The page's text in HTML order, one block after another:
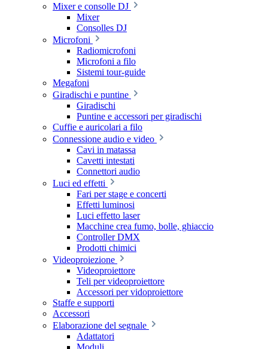
Mixer e consolle DJ
Mixer
Consolles DJ
Microfoni
Radiomicrofoni
Microfoni a filo
Sistemi tour-guide
Megafoni
Giradischi e puntine
Giradischi
Puntine e accessori per giradischi
Cuffie e auricolari a filo
Connessione audio e video
Cavi in matassa
Cavetti intestati
Connettori audio
Luci ed effetti
Fari per stage e concerti
Effetti luminosi
Luci effetto laser
Macchine crea fumo, bolle, ghiaccio
Controller DMX
Prodotti chimici
Videoproiezione
Videoproiettore
Teli per videoproiettore
Accessori per vidoproiettore
Staffe e supporti
Accessori
Elaborazione del segnale
Adattatori
Moduli